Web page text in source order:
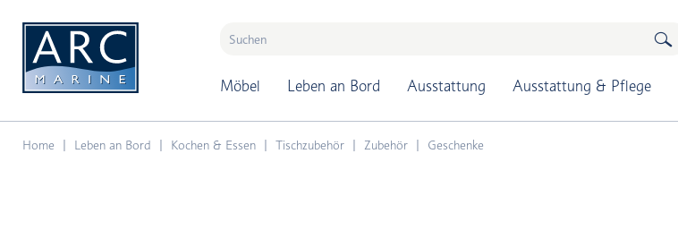
Möbel Leben an Bord Ausstattung Ausstattung & Pflege
Home Leben an Bord Kochen & Essen Tischzubehör Zubehör Geschenke